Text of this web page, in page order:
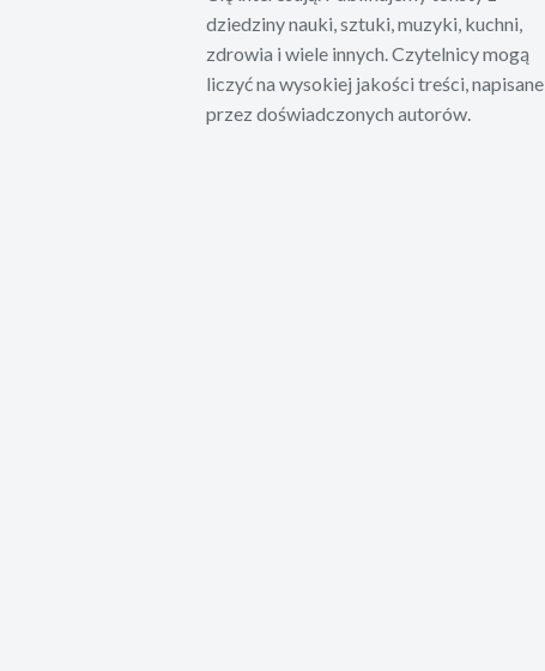
dziedziny nauki, sztuki, muzyki, kuchni,
zdrowia i wiele innych. Czytelnicy mogą
liczyć na wysokiej jakości treści, napisane
przez doświadczonych autorów.